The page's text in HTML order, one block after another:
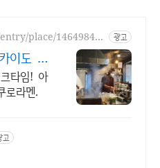
place/146498432
광고
이도 장
타임! 아
로라멘.
고